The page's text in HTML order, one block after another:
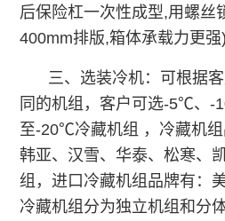
后保险杠一次性成型,用螺丝
400mm排版,箱体承载力更强)
三、选装冷机：可根据
同的机组，客户可选-5℃、
至-20℃冷藏机组 ，冷藏机组
韩亚、汉雪、华泰、松寒、
组，进口冷藏机组品牌有：
冷藏机组分为独立机组和分体